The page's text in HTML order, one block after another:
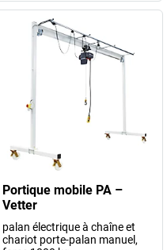
Portique mobile PA –
Vetter
palan électrique à chaîne et
chariot porte-palan manuel,